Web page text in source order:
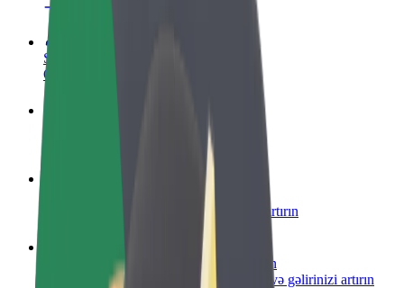
Sürücü ol
Öz şərtlərinizə uyğun olaraq qazanın
Yemək çatdırın və həftəlik ödəniş alın
Restoran və ya mağaza əlavə edin
Daha çox müştəri cəlb edin və satışları artırın
Avtopark sahibi kimi qeydiyyatdan keçin
Avtoparkınızı Bolt platformasına qoşun və gəlirinizi artırın